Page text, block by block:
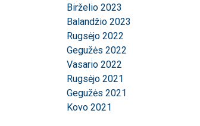
Birželio 2023
Balandžio 2023
Rugsėjo 2022
Gegužės 2022
Vasario 2022
Rugsėjo 2021
Gegužės 2021
Kovo 2021